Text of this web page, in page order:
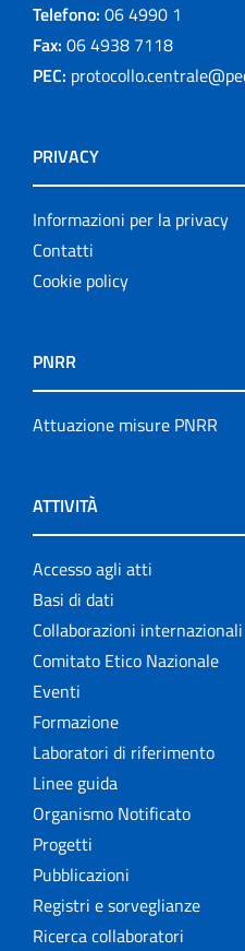
Telefono: 06 4990 1
Fax: 06 4938 7118
PEC:
PRIVACY
Informazioni per la privacy
Contatti
Cookie policy
PNRR
Attuazione misure PNRR
ATTIVITÀ
Accesso agli atti
Basi di dati
Collaborazioni internazionali
Comitato Etico Nazionale
Eventi
Formazione
Laboratori di riferimento
Linee guida
Organismo Notificato
Progetti
Pubblicazioni
Registri e sorveglianze
Ricerca collaboratori